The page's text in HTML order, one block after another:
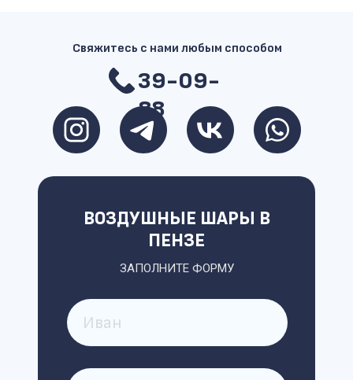
39-09-
88
ЗАПОЛНИТЕ ФОРМУ
ВОЗДУШНЫЕ ШАРЫ В
ПЕНЗЕ
Свяжитесь с нами любым способом